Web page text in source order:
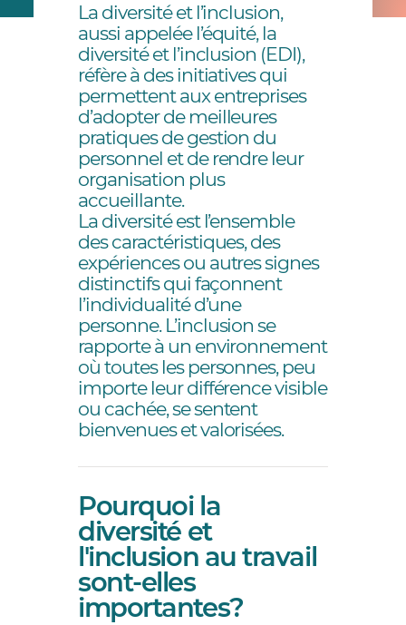
La diversité et l’inclusion,
aussi appelée l’équité, la
diversité et l’inclusion (EDI),
réfère à des initiatives qui
permettent aux entreprises
d’adopter de meilleures
pratiques de gestion du
personnel et de rendre leur
organisation plus
accueillante.
La diversité est l’ensemble
des caractéristiques, des
expériences ou autres signes
distinctifs qui façonnent
l’individualité d’une
personne. L’inclusion se
rapporte à un environnement
où toutes les personnes, peu
importe leur différence visible
ou cachée, se sentent
bienvenues et valorisées.
Pourquoi la
diversité et
l'inclusion au travail
sont-elles
importantes?